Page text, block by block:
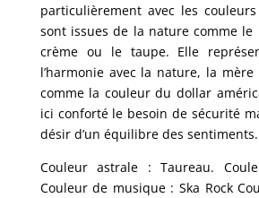
particulièrement avec les
sont issues de la nature comme le
crème ou le taupe. Elle
l’harmonie avec la nature, la
comme la couleur du dollar
ici conforté le besoin de sécurité
désir d’un équilibre des sentiments.
Couleur astrale : Taureau.
Couleur de musique : Ska Rock